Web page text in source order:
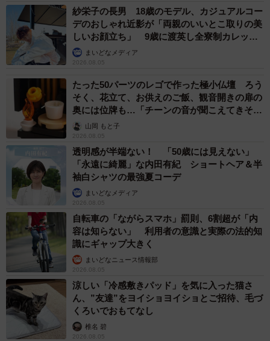
紗栄子の長男 18歳のモデル、カジュアルコー
デのおしゃれ近影が「両親のいいとこ取りの美
しいお顔立ち」 9歳に渡英し全寮制カレッジ
で学ぶまいどなメディア
2026.08.05
たった50パーツのレゴで作った極小仏壇 ろう
そく、花立て、お供えのご飯、観音開きの扉の
奥には位牌も…「チーンの音が聞こえてきそ
う」山岡 もと子
2026.08.05
透明感が半端ない！ 「50歳には見えない」
「永遠に綺麗」な内田有紀 ショートヘア＆半
袖白シャツの最強夏コーデ
まいどなメディア
2026.08.05
自転車の「ながらスマホ」罰則、6割超が「内
容は知らない」 利用者の意識と実際の法的知
識にギャップ大きく
まいどなニュース情報部
2026.08.05
涼しい「冷感敷きパッド」を気に入った猫さ
ん、”友達”をヨイショヨイショとご招待、毛づ
くろいでおもてなし
椎名 碧
2026.08.05